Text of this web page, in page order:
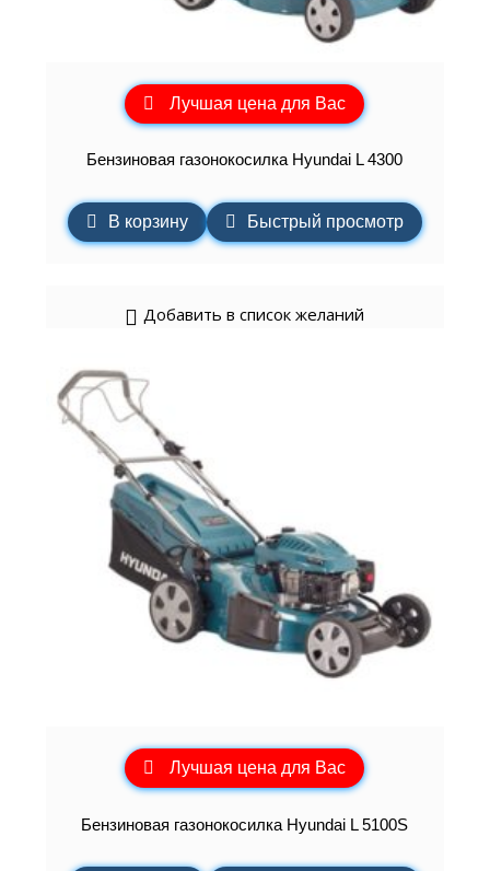
Лучшая цена для Вас
Бензиновая газонокосилка Hyundai L 4300
В корзину Быстрый просмотр
Добавить в список желаний
Лучшая цена для Вас
Бензиновая газонокосилка Hyundai L 5100S